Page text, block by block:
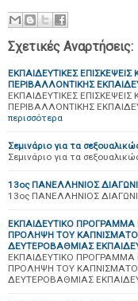
Σχετικές Αναρτήσεις:
ΕΚΠΑΙΔΕΥΤΙΚΕΣ
ΠΕΡΙΒΑΛΛΟΝΤΙΚΗΣ
ΕΚΠΑΙΔΕΥΤΙΚΕΣ
ΠΕΡΙΒΑΛΛΟΝΤΙΚΗΣ
περισσότερα
Σεμινάριο για τα
Σεμινάριο για τα
13oς ΠΑΝΕΛΛΗΝΙΟΣ
13ος ΠΑΝΕΛΛΗΝΙΟΣ
ΕΚΠΑΙΔΕΥΤΙΚΟ
ΠΡΟΛΗΨΗ ΤΟΥ
ΔΕΥΤΕΡΟΒΑΘΜΙΑΣ
ΕΚΠΑΙΔΕΥΤΙΚΟ
ΠΡΟΛΗΨΗ ΤΟΥ
ΔΕΥΤΕΡΟΒΑΘΜΙΑΣ